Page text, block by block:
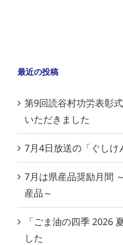
最近の投稿
第9回読谷村功労表彰
いただきました
7月4日放送の「ぐしけ
7月は県産品奨励月間
産品～
「ごま油の四季 2026
した